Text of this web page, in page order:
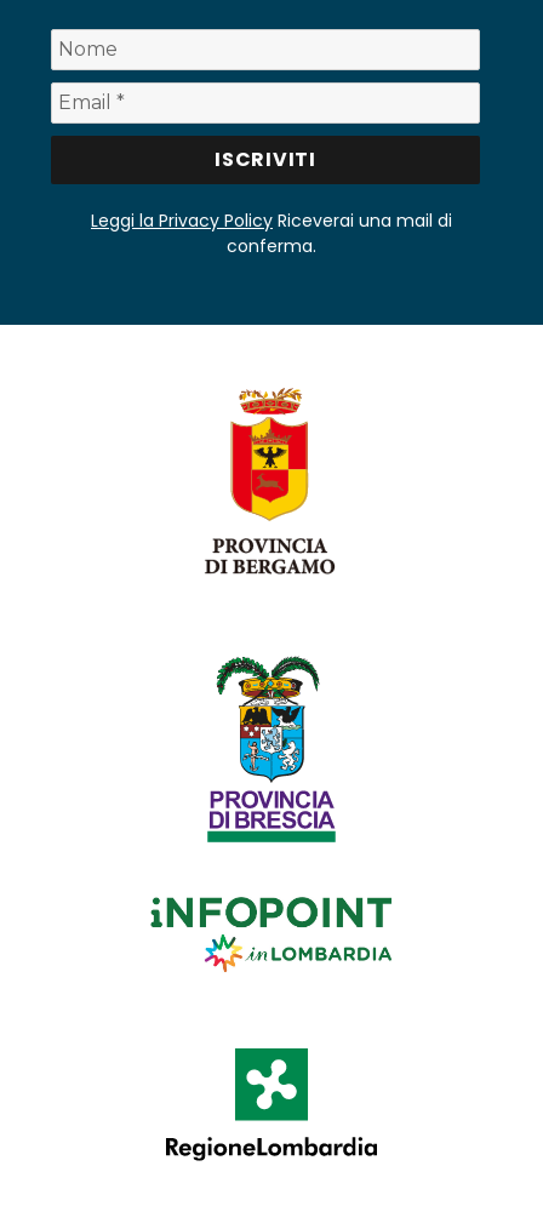
Leggi la Privacy Policy Riceverai una mail di
conferma.